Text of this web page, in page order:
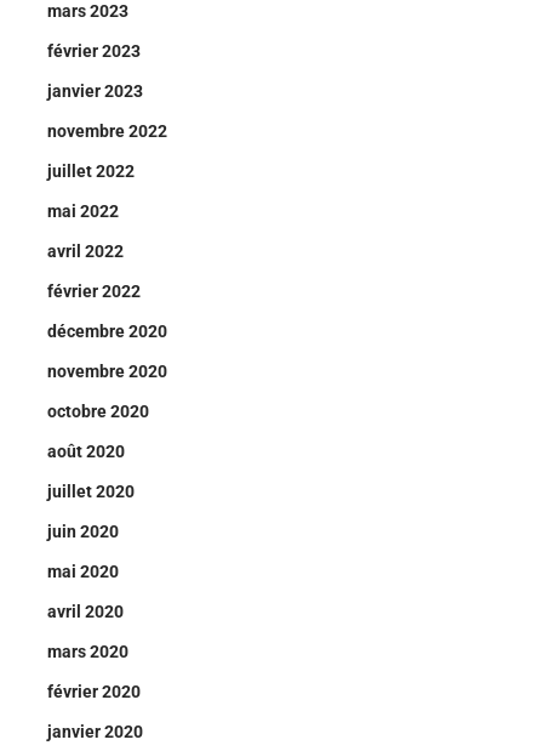
mars 2023
février 2023
janvier 2023
novembre 2022
juillet 2022
mai 2022
avril 2022
février 2022
décembre 2020
novembre 2020
octobre 2020
août 2020
juillet 2020
juin 2020
mai 2020
avril 2020
mars 2020
février 2020
janvier 2020